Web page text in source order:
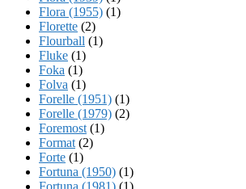
Flora (1955) (1)
Florette (2)
Flourball (1)
Fluke (1)
Foka (1)
Folva (1)
Forelle (1951) (1)
Forelle (1979) (2)
Foremost (1)
Format (2)
Forte (1)
Fortuna (1950) (1)
Fortuna (1981) (1)